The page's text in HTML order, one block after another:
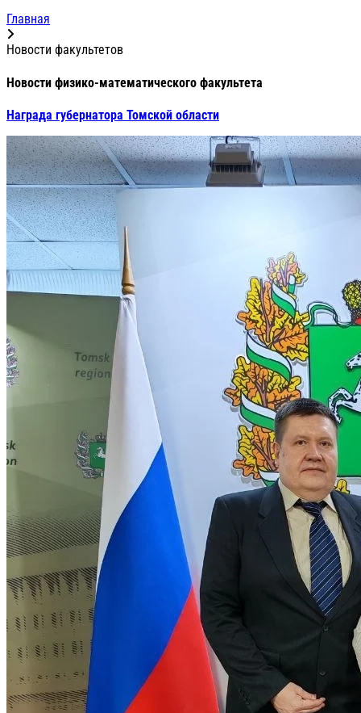
Главная
Новости факультетов
Новости физико-математического факультета
Награда губернатора Томской области